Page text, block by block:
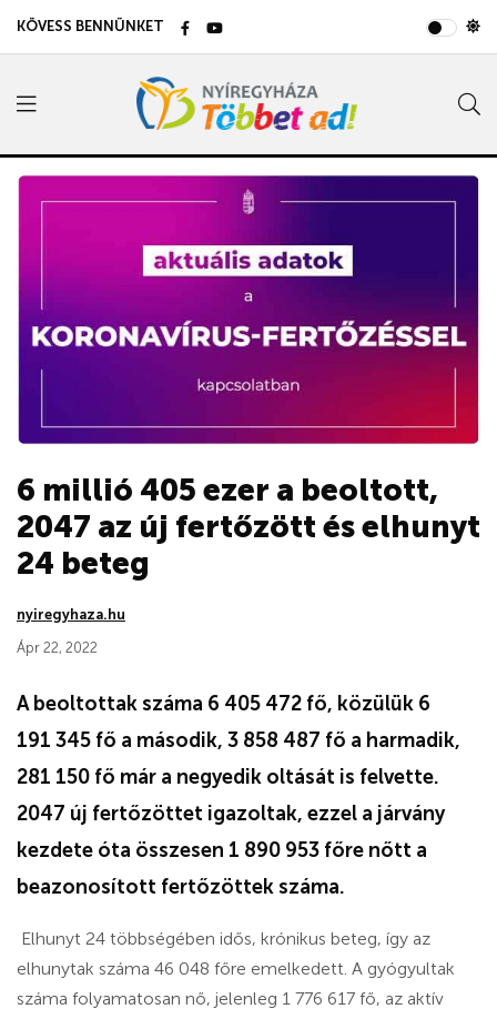
KÖVESS BENNÜNKET
6 millió 405 ezer a beoltott,
2047 az új fertőzött és elhunyt
24 beteg
nyiregyhaza.hu
Ápr 22, 2022
A beoltottak száma 6 405 472 fő, közülük 6
191 345 fő a második, 3 858 487 fő a harmadik,
281 150 fő már a negyedik oltását is felvette.
2047 új fertőzöttet igazoltak, ezzel a járvány
kezdete óta összesen 1 890 953 főre nőtt a
beazonosított fertőzöttek száma.
Elhunyt 24 többségében idős, krónikus beteg, így az
elhunytak száma 46 048 főre emelkedett. A gyógyultak
száma folyamatosan nő, jelenleg 1 776 617 fő, az aktív